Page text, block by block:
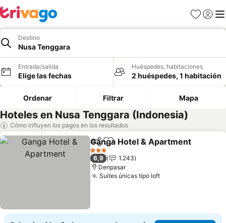
Favoritos
Iniciar
Destino
Nusa Tenggara
Entrada/salida
Elige las fechas
Huéspedes, habitaciones
2 huéspedes, 1 habitación
Ordenar Filtrar Mapa
Hoteles en Nusa Tenggara (Indonesia)
Cómo influyen los pagos en los resultados
CompartirAñadir a favoritos
Ganga Hotel & Apartment
3 Estrellas
6,9
1.243
Denpasar
Suites únicas tipo loftVer precios